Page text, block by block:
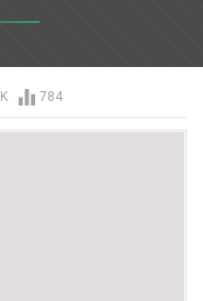
784